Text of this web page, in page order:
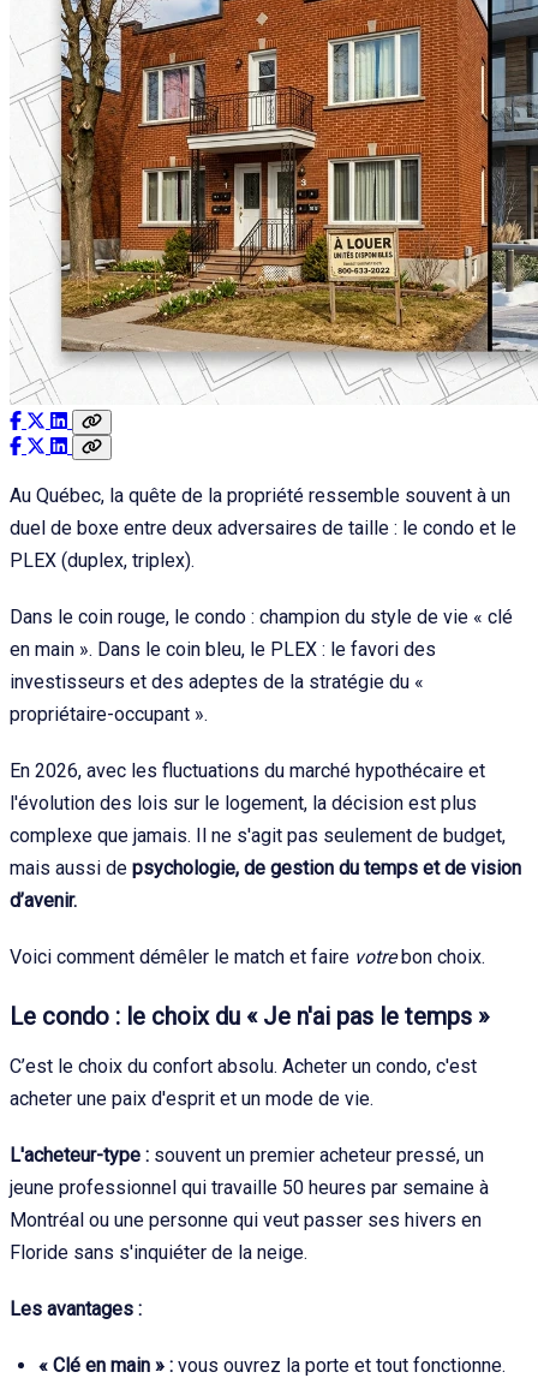
Au Québec, la quête de la propriété ressemble souvent à un
duel de boxe entre deux adversaires de taille : le condo et le
PLEX (duplex, triplex).
Dans le coin rouge, le condo : champion du style de vie « clé
en main ». Dans le coin bleu, le PLEX : le favori des
investisseurs et des adeptes de la stratégie du «
propriétaire-occupant ».
En 2026, avec les fluctuations du marché hypothécaire et
l'évolution des lois sur le logement, la décision est plus
complexe que jamais. Il ne s'agit pas seulement de budget,
mais aussi de psychologie, de gestion du temps et de vision
d’avenir.
Voici comment démêler le match et faire votrebon choix.
Le condo : le choix du « Je n'ai pas le temps »
C’est le choix du confort absolu. Acheter un condo, c'est
acheter une paix d'esprit et un mode de vie.
L'acheteur-type : souvent un premier acheteur pressé, un
jeune professionnel qui travaille 50 heures par semaine à
Montréal ou une personne qui veut passer ses hivers en
Floride sans s'inquiéter de la neige.
Les avantages :
« Clé en main » : vous ouvrez la porte et tout fonctionne.